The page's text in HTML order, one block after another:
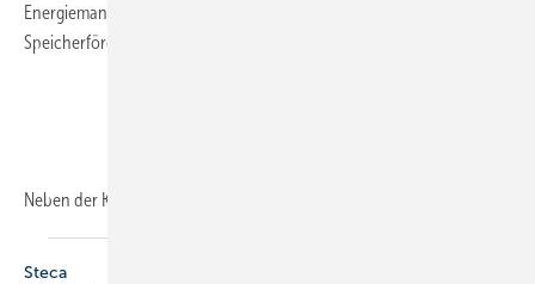
Energiemanagementsystem ist förderfähig nach der KfW-
Speicherförderung.
Neben der Kapazität...
Steca